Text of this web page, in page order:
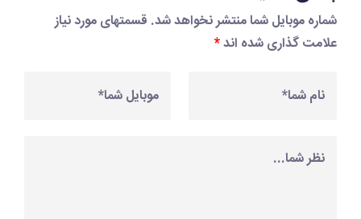
شماره موبایل شما منتشر نخواهد شد. قسمتهای مورد نیاز
علامت گذاری شده اند*